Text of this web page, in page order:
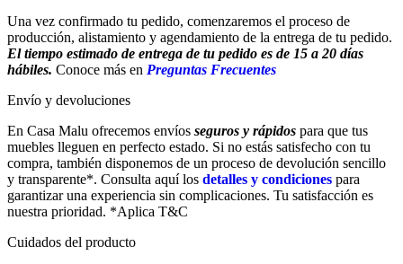
Una vez confirmado tu pedido, comenzaremos el proceso de
producción, alistamiento y agendamiento de la entrega de tu pedido.
El tiempo estimado de entrega de tu pedido es de 15 a 20 días
hábiles. Conoce más en Preguntas Frecuentes
Envío y devoluciones
En Casa Malu ofrecemos envíos seguros y rápidos para que tus
muebles lleguen en perfecto estado. Si no estás satisfecho con tu
compra, también disponemos de un proceso de devolución sencillo
y transparente*. Consulta aquí los detalles y condiciones para
garantizar una experiencia sin complicaciones. Tu satisfacción es
nuestra prioridad. *Aplica T&C
Cuidados del producto